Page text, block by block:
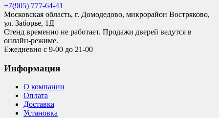
+7(905) 777-64-41
Московская область, г. Домодедово, микрорайон Востряково,
ул. Заборье, 1Д
Стенд временно не работает. Продажи дверей ведутся в
онлайн-режиме.
Ежедневно с 9-00 до 21-00
Информация
О компании
Оплата
Доставка
Установка